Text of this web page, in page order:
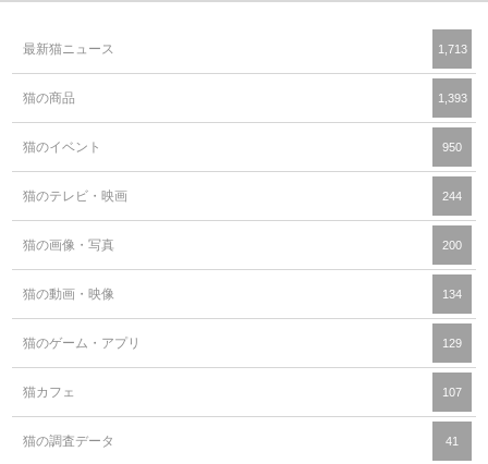
最新猫ニュース 1,713
猫の商品 1,393
猫のイベント 950
猫のテレビ・映画 244
猫の画像・写真 200
猫の動画・映像 134
猫のゲーム・アプリ 129
猫カフェ 107
猫の調査データ 41